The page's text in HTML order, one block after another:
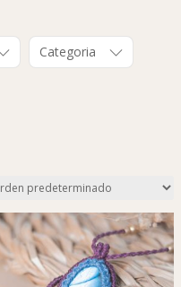
Categoria